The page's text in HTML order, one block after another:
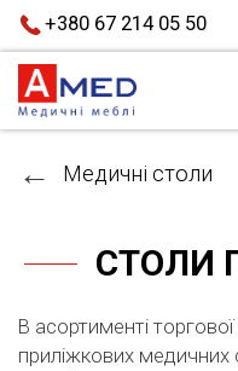
+380 67 214 05 50
Медичні столи
СТОЛИ
В асортименті
приліжкових медичних